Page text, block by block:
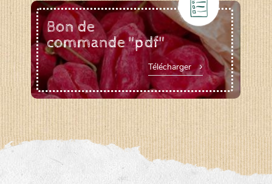
Bon de
commande "pdf"
Télécharger